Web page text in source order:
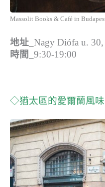
Massolit Books & Café in
地址_ Nagy Diófa u.
時間_ 9:30-19:00
◇猶太區的愛爾蘭風味